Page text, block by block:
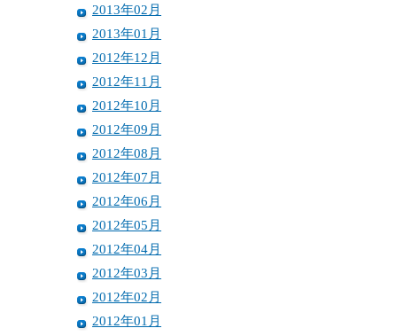
2013年02月
2013年01月
2012年12月
2012年11月
2012年10月
2012年09月
2012年08月
2012年07月
2012年06月
2012年05月
2012年04月
2012年03月
2012年02月
2012年01月